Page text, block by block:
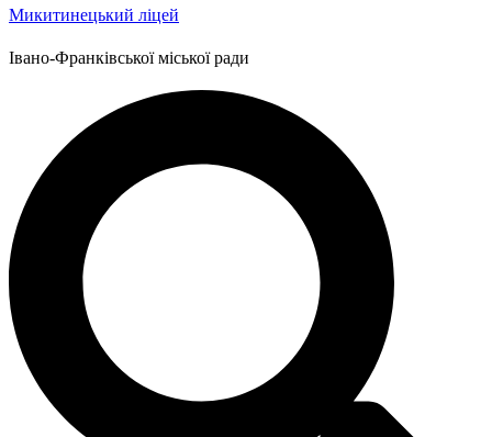
Микитинецький ліцей
Івано-Франківської міської ради